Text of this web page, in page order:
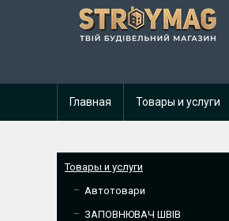
Главная Товары и услуги
Товары и услуги
Автотовари
ЗАПОВНЮВАЧ ШВІВ